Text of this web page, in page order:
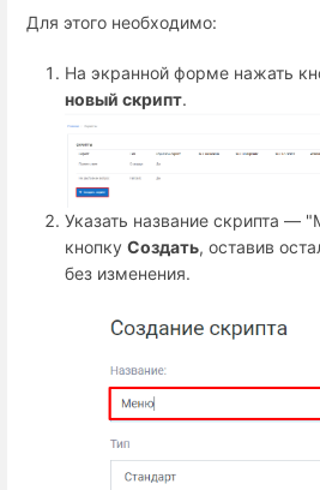
Для этого необходимо:
На экранной форме нажать
новый скрипт.
Указать название скрипта —
кнопку Создать, оставив
без изменения.